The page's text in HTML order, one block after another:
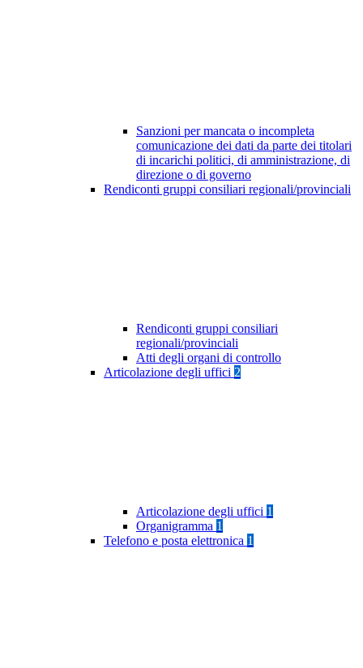
Sanzioni per mancata o incompleta
comunicazione dei dati da parte dei titolari
di incarichi politici, di amministrazione, di
direzione o di governo
Rendiconti gruppi consiliari regionali/provinciali
Rendiconti gruppi consiliari
regionali/provinciali
Atti degli organi di controllo
Articolazione degli uffici 2
Articolazione degli uffici 1
Organigramma 1
Telefono e posta elettronica 1